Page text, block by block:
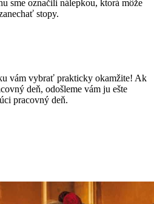
sme označili nálepkou, ktorá môže
stopy.
vám vybrať prakticky okamžite! Ak
deň, odošleme vám ju ešte
pracovný deň.